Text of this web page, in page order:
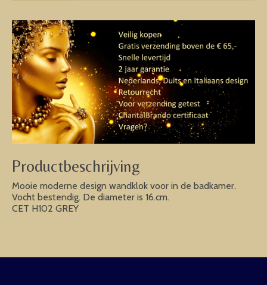
Productbeschrijving
Mooie moderne design wandklok voor in de badkamer.
Vocht bestendig. De diameter is 16.cm.
CET H102 GREY